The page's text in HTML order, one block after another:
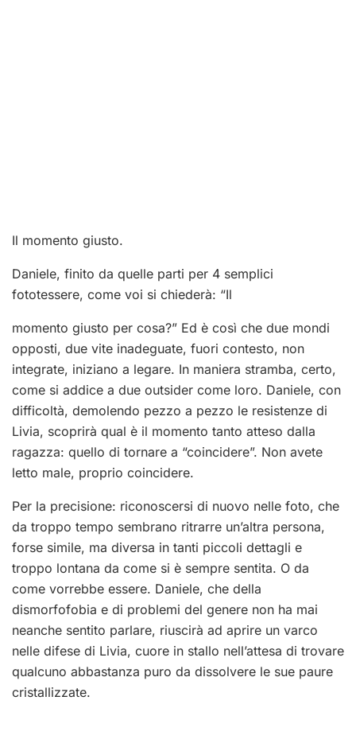
Il momento giusto.
Daniele, finito da quelle parti per 4 semplici
fototessere, come voi si chiederà: “Il
momento giusto per cosa?” Ed è così che due mondi
opposti, due vite inadeguate, fuori contesto, non
integrate, iniziano a legare. In maniera stramba, certo,
come si addice a due outsider come loro. Daniele, con
difficoltà, demolendo pezzo a pezzo le resistenze di
Livia, scoprirà qual è il momento tanto atteso dalla
ragazza: quello di tornare a “coincidere”. Non avete
letto male, proprio coincidere.
Per la precisione: riconoscersi di nuovo nelle foto, che
da troppo tempo sembrano ritrarre un’altra persona,
forse simile, ma diversa in tanti piccoli dettagli e
troppo lontana da come si è sempre sentita. O da
come vorrebbe essere. Daniele, che della
dismorfofobia e di problemi del genere non ha mai
neanche sentito parlare, riuscirà ad aprire un varco
nelle difese di Livia, cuore in stallo nell’attesa di trovare
qualcuno abbastanza puro da dissolvere le sue paure
cristallizzate.